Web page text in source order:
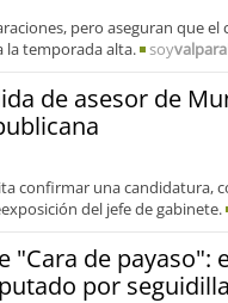
pero aseguran que
la temporada alta.
soy
de asesor de
confirmar una candidatura,
del jefe de gabinete.
"Cara de
por